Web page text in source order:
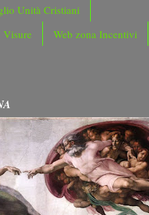
Unità Cristiani
Visure
Web zona Incentivi